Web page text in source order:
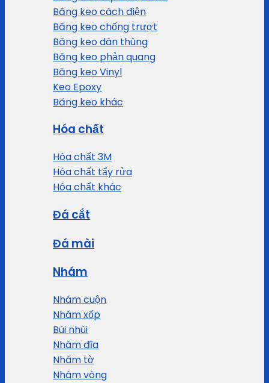
Băng keo cách điện
Băng keo chống trượt
Băng keo dán thùng
Băng keo phản quang
Băng keo Vinyl
Keo Epoxy
Băng keo khác
Hóa chất
Hóa chất 3M
Hóa chất tẩy rửa
Hóa chất khác
Đá cắt
Đá mài
Nhám
Nhám cuộn
Nhám xốp
Bùi nhùi
Nhám đĩa
Nhám tờ
Nhám vòng